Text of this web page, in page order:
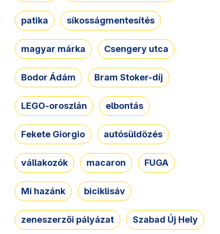
patika síkosságmentesítés
magyar márka Csengery utca
Bodor Ádám Bram Stoker-díj
LEGO-oroszlán elbontás
Fekete Giorgio autósüldözés
vállakozók macaron FUGA
Mi hazánk biciklisáv
zeneszerzői pályázat Szabad Új Hely